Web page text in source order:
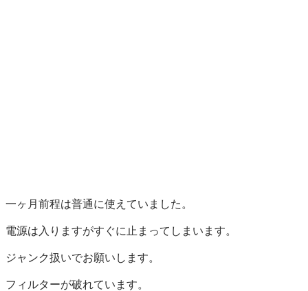
一ヶ月前程は普通に使えていました。
電源は入りますがすぐに止まってしまいます。
ジャンク扱いでお願いします。
フィルターが破れています。